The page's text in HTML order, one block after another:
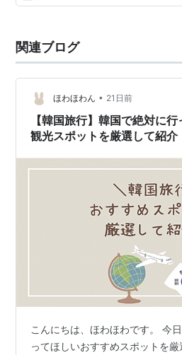
関連ブログ
ほわほわん • 21日前
【韓国旅行】韓国で絶対に
観光スポットを厳選して紹介
こんにちは、ほわほわです。 今
ってほしいおすすめスポットを